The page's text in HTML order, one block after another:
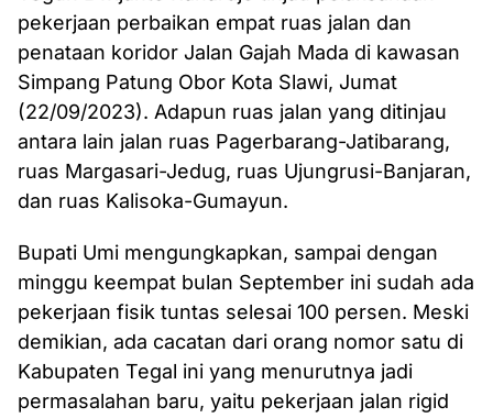
pekerjaan perbaikan empat ruas jalan dan
penataan koridor Jalan Gajah Mada di kawasan
Simpang Patung Obor Kota Slawi, Jumat
(22/09/2023). Adapun ruas jalan yang ditinjau
antara lain jalan ruas Pagerbarang-Jatibarang,
ruas Margasari-Jedug, ruas Ujungrusi-Banjaran,
dan ruas Kalisoka-Gumayun.
Bupati Umi mengungkapkan, sampai dengan
minggu keempat bulan September ini sudah ada
pekerjaan fisik tuntas selesai 100 persen. Meski
demikian, ada cacatan dari orang nomor satu di
Kabupaten Tegal ini yang menurutnya jadi
permasalahan baru, yaitu pekerjaan jalan rigid